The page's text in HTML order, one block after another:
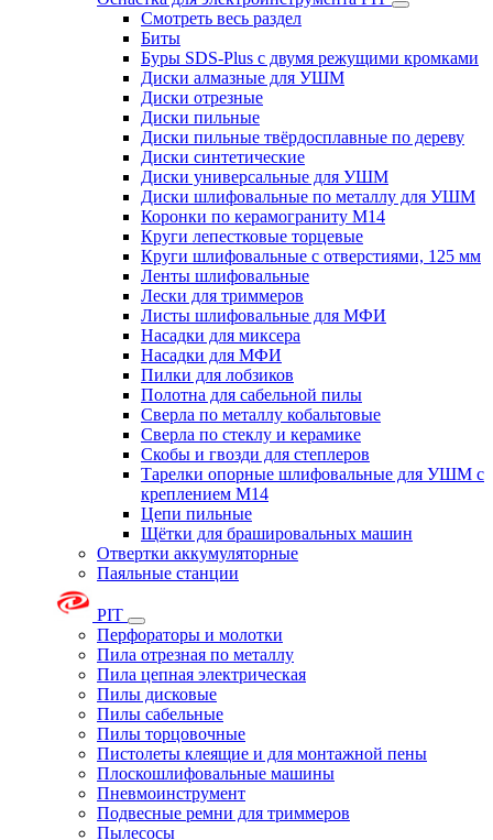
Смотреть весь раздел
Биты
Буры SDS-Plus c двумя режущими кромками
Диски алмазные для УШМ
Диски отрезные
Диски пильные
Диски пильные твёрдосплавные по дереву
Диски синтетические
Диски универсальные для УШМ
Диски шлифовальные по металлу для УШМ
Коронки по керамограниту M14
Круги лепестковые торцевые
Круги шлифовальные с отверстиями, 125 мм
Ленты шлифовальные
Лески для триммеров
Листы шлифовальные для МФИ
Насадки для миксера
Насадки для МФИ
Пилки для лобзиков
Полотна для сабельной пилы
Сверла по металлу кобальтовые
Сверла по стеклу и керамике
Скобы и гвозди для степлеров
Тарелки опорные шлифовальные для УШМ с
креплением М14
Цепи пильные
Щётки для брашировальных машин
Отвертки аккумуляторные
Паяльные станции
PIT
Перфораторы и молотки
Пила отрезная по металлу
Пила цепная электрическая
Пилы дисковые
Пилы сабельные
Пилы торцовочные
Пистолеты клеящие и для монтажной пены
Плоскошлифовальные машины
Пневмоинструмент
Подвесные ремни для триммеров
Пылесосы